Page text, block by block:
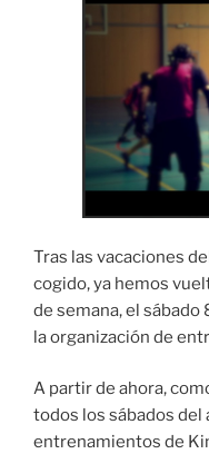
Tras las vacaciones
cogido, ya hemos
de semana, el
la organización de
A partir de ahora,
todos los sábados del
entrenamientos de